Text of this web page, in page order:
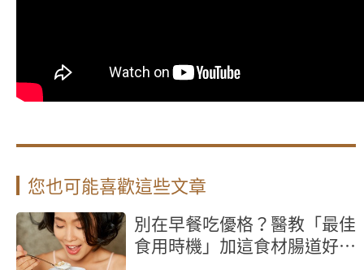
您也可能喜歡這些文章
別在早餐吃優格？醫教「最佳
食用時機」加這食材腸道好菌